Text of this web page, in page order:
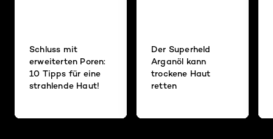
Schluss mit
erweiterten Poren:
10 Tipps für eine
strahlende Haut!
Der Superheld
Arganöl kann
trockene Haut
retten